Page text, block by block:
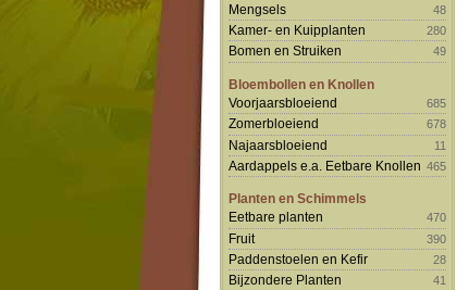
Mengsels 48
Kamer- en Kuipplanten 280
Bomen en Struiken 49
Bloembollen en Knollen
Voorjaarsbloeiend
685
Zomerbloeiend 678
Najaarsbloeiend 11
Aardappels e.a. Eetbare Knollen 465
Planten en Schimmels
Eetbare planten
470
Fruit 390
Paddenstoelen en Kefir 28
Bijzondere Planten 41